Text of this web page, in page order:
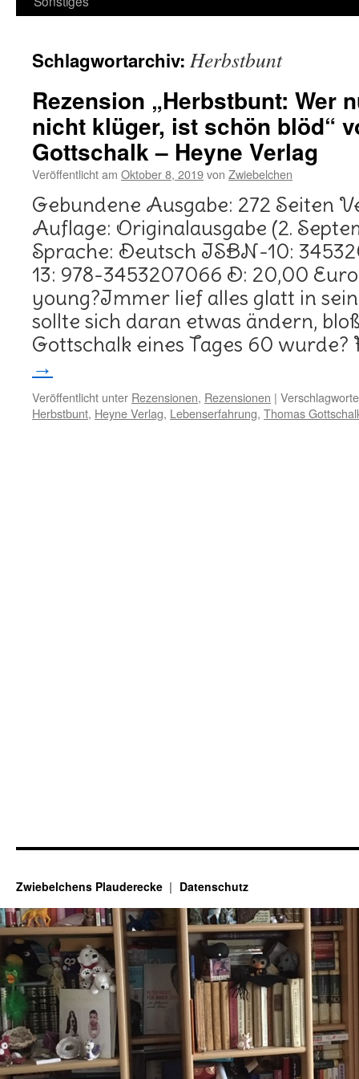
Schlagwortarchiv: Herbstbunt
Rezension „Herbstbunt: Wer
nicht klüger, ist schön blöd“
Gottschalk – Heyne Verlag
Veröffentlicht am Oktober 8, 2019von Zwiebelchen
Gebundene Ausgabe: 272 Seiten
Auflage: Originalausgabe (2.
Sprache: Deutsch ISBN-10:
13: 978-3453207066 D: 20,00
young?Immer lief alles glatt in
sollte sich daran etwas ändern,
Gottschalk eines Tages 60
→
Veröffentlicht unter Rezensionen, Rezensionen |
Herbstbunt, Heyne Verlag, Lebenserfahrung, Thomas
Zwiebelchens Plauderecke Datenschutz